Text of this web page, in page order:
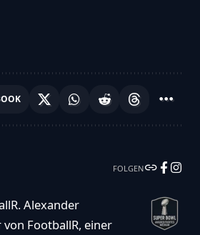
FOLGEN
Alexander
FootballR, einer